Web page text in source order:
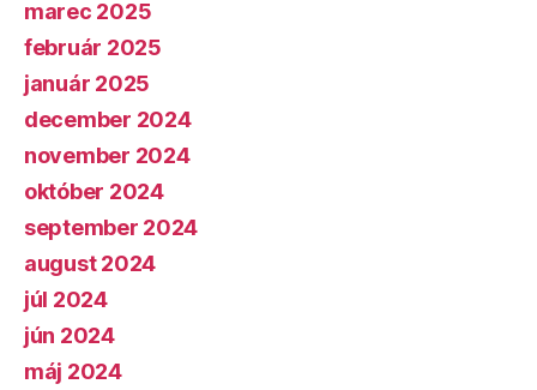
marec 2025
február 2025
január 2025
december 2024
november 2024
október 2024
september 2024
august 2024
júl 2024
jún 2024
máj 2024